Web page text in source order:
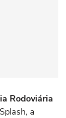
Rodoviária
a